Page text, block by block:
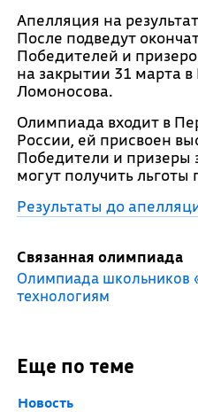
Апелляция на
После подведут
Победителей и
на закрытии 31 марта
Ломоносова.
Олимпиада входит в
России, ей присвоен
Победители и призеры
могут получить
Результаты до
Связанная олимпиада
Олимпиада школьников
технологиям
Еще по теме
Новость